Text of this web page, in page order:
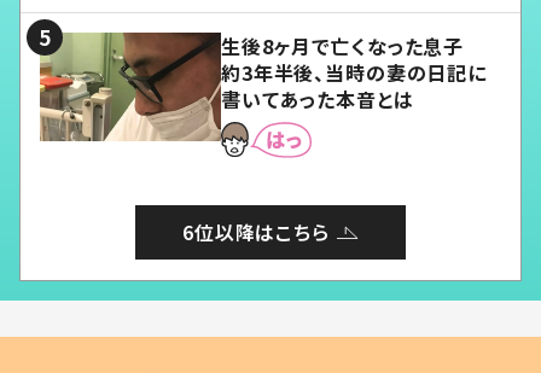
生後8ヶ月で亡くなった息子
約3年半後、当時の妻の日記に
書いてあった本音とは
6位以降はこちら